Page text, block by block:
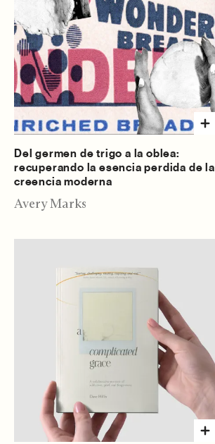
Del germen de trigo a la oblea:
recuperando la esencia perdida de la
creencia moderna
Avery Marks